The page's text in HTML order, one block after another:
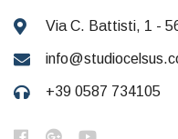
Via C. Battisti, 1 -
+39 0587 734105